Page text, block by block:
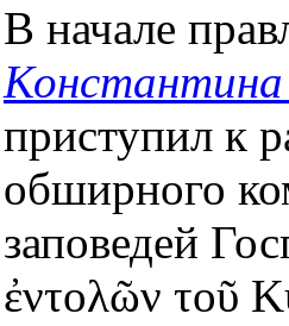
В начале
приступил к
обширного
заповедей
ἐντολῶν τοῦ